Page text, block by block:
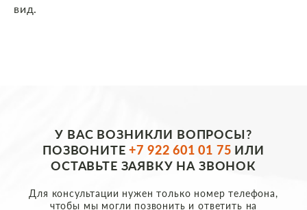
вид.
У ВАС ВОЗНИКЛИ ВОПРОСЫ?
ПОЗВОНИТЕ+7 922 601 01 75 ИЛИ
ОСТАВЬТЕ ЗАЯВКУ НА ЗВОНОК
Для консультации нужен только номер телефона,
чтобы мы могли позвонить и ответить на